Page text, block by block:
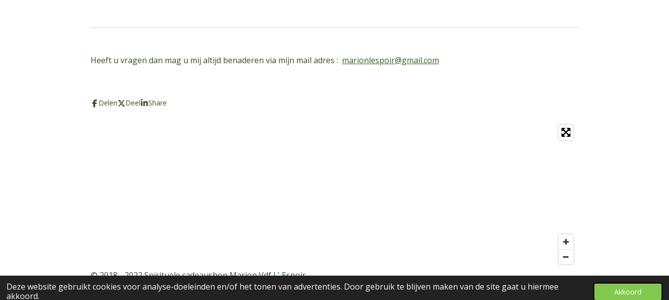
Deze website gebruikt cookies voor analyse-doeleinden en/of het tonen van advertenties. Door gebruik te blijven maken van de site gaat u hiermee
akkoord.
Akkoord
Heeft u vragen dan mag u mij altijd benaderen via mijn mail adres : marionlespoir@gmail.com
Delen Deel Share
© 2018 - 2022 Spirituele cadeaushop Marion Vdf L' Espoir